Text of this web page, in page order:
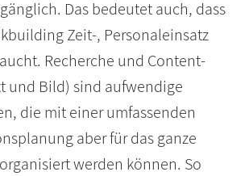
Das bedeutet auch, dass
Zeit-, Personaleinsatz
Recherche und Content-
und Bild) sind aufwendige
die mit einer umfassenden
aber für das ganze
werden können. So